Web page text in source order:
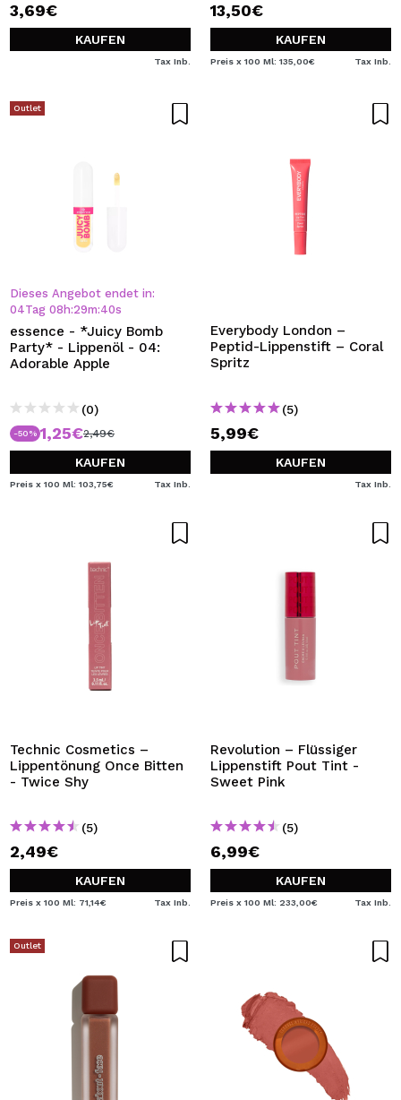
3,69€
KAUFEN
Tax Inb.
13,50€
KAUFEN
Preis x 100 Ml: 135,00€ Tax Inb.
Outlet
Dieses Angebot endet in:
04Tag 08 h:29m:40s
essence - *Juicy Bomb
Party* - Lippenöl - 04:
Adorable Apple
(0)
-50% 1,25€2,49€
KAUFEN
Preis x 100 Ml: 103,75€ Tax Inb.
Everybody London –
Peptid-Lippenstift – Coral
Spritz
(5)
5,99€
KAUFEN
Tax Inb.
Technic Cosmetics –
Lippentönung Once Bitten
- Twice Shy
(5)
2,49€
KAUFEN
Preis x 100 Ml: 71,14€ Tax Inb.
Revolution – Flüssiger
Lippenstift Pout Tint -
Sweet Pink
(5)
6,99€
KAUFEN
Preis x 100 Ml: 233,00€ Tax Inb.
Outlet